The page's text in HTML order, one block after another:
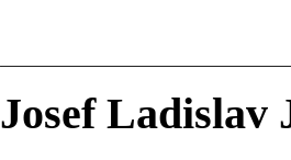
Josef Ladislav